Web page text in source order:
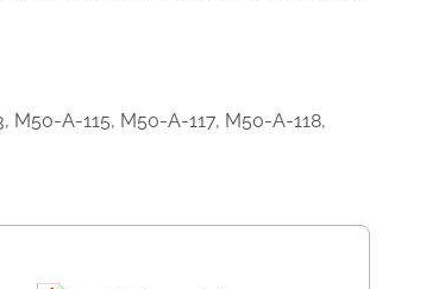
A-115, M50-A-117, M50-A-118,